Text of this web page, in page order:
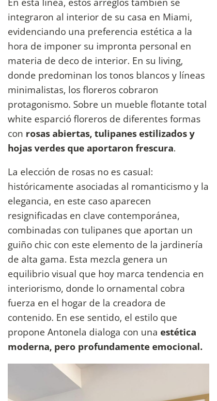
integraron al interior de su casa en Miami,
evidenciando una preferencia estética a la
hora de imponer su impronta personal en
materia de deco de interior. En su living,
donde predominan los tonos blancos y líneas
minimalistas, los floreros cobraron
protagonismo. Sobre un mueble flotante total
white esparció floreros de diferentes formas
con rosas abiertas, tulipanes estilizados y
hojas verdes que aportaron frescura.
La elección de rosas no es casual:
históricamente asociadas al romanticismo y la
elegancia, en este caso aparecen
resignificadas en clave contemporánea,
combinadas con tulipanes que aportan un
guiño chic con este elemento de la jardinería
de alta gama. Esta mezcla genera un
equilibrio visual que hoy marca tendencia en
interiorismo, donde lo ornamental cobra
fuerza en el hogar de la creadora de
contenido. En ese sentido, el estilo que
propone Antonela dialoga con una estética
moderna, pero profundamente emocional.